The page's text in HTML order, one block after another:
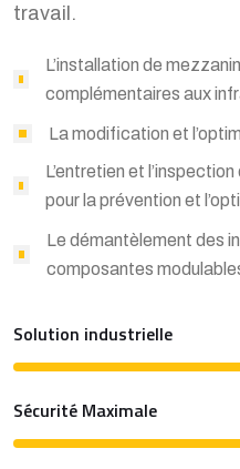
travail.
L’installation de
complémentaires aux
La modification et
L’entretien et
pour la prévention et
Le démantèlement des
composantes
Solution industrielle
Sécurité Maximale